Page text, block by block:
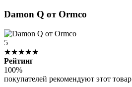
Damon Q от Ormco
5
★★★★★
Рейтинг
100%
покупателей рекомендуют этот товар